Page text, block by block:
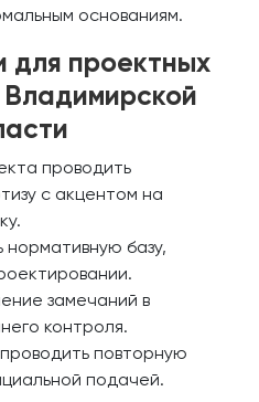
основаниям.
для проектных
проводить
с акцентом на
нормативную базу,
замечаний в
контроля.
повторную
подачей.